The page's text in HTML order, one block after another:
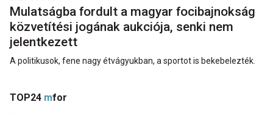
Mulatságba fordult a magyar focibajnokság
közvetítési jogának aukciója, senki nem
jelentkezett
A politikusok, fene nagy étvágyukban, a sportot is bekebelezték.
TOP24 mfor